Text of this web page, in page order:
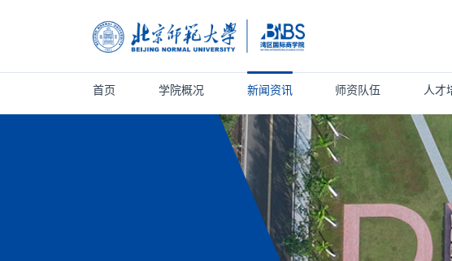
首页 学院概况 新闻资讯 师资队伍 人才